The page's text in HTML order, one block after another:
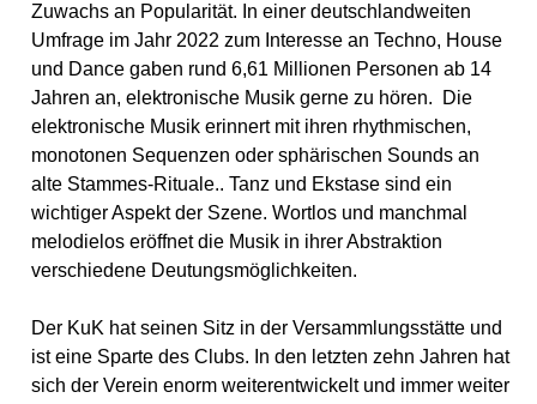
Zuwachs an Popularität. In einer deutschlandweiten
Umfrage im Jahr 2022 zum Interesse an Techno, House
und Dance gaben rund 6,61 Millionen Personen ab 14
Jahren an, elektronische Musik gerne zu hören. Die
elektronische Musik erinnert mit ihren rhythmischen,
monotonen Sequenzen oder sphärischen Sounds an
alte Stammes-Rituale.. Tanz und Ekstase sind ein
wichtiger Aspekt der Szene. Wortlos und manchmal
melodielos eröffnet die Musik in ihrer Abstraktion
verschiedene Deutungsmöglichkeiten.
Der KuK hat seinen Sitz in der Versammlungsstätte und
ist eine Sparte des Clubs. In den letzten zehn Jahren hat
sich der Verein enorm weiterentwickelt und immer weiter